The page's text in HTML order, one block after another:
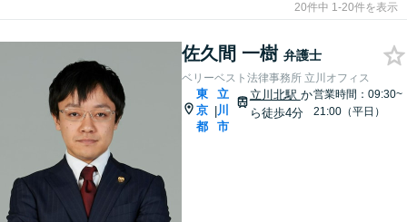
20件中 1-20件を表示
佐久間 一樹 弁護士
ベリーベスト法律事務所 立川オフィス
東
京
都
|
立
川
市
立川北駅 か
ら徒歩4分
営業時間：09:30~
21:00（平日）